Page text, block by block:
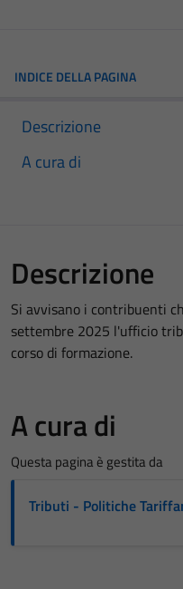
INDICE DELLA PAGINA
Descrizione
A cura di
Descrizione
Si avvisano i contribuenti
settembre 2025 l'ufficio
corso di formazione.
A cura di
Questa pagina è gestita da
Tributi - Politiche